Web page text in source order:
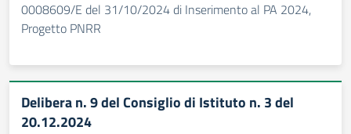
0008609/E del 31/10/2024 di Inserimento al PA 2024,
Progetto PNRR
Delibera n. 9 del Consiglio di Istituto n. 3 del
20.12.2024